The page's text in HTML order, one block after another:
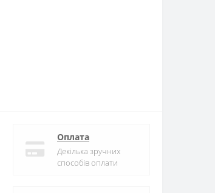
Оплата
Декілька зручних
способів оплати